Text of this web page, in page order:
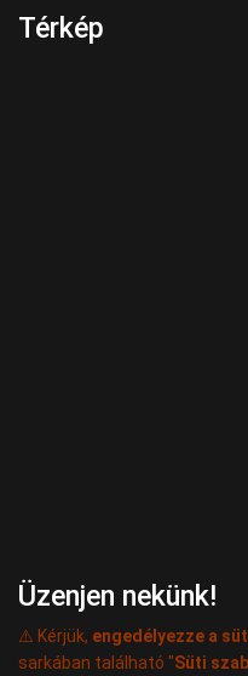
Térkép
Üzenjen nekünk!
⚠️ Kérjük, engedélyezze a
sarkában található "Süti